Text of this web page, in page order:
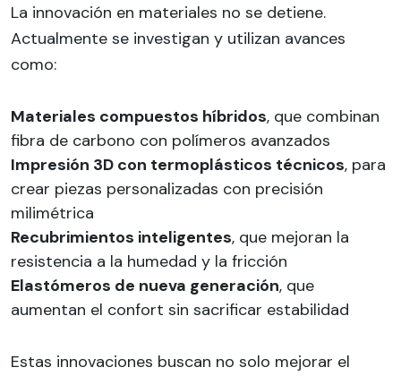
La innovación en materiales no se detiene.
Actualmente se investigan y utilizan avances
como:
Materiales compuestos híbridos, que combinan
fibra de carbono con polímeros avanzados
Impresión 3D con termoplásticos técnicos, para
crear piezas personalizadas con precisión
milimétrica
Recubrimientos inteligentes, que mejoran la
resistencia a la humedad y la fricción
Elastómeros de nueva generación, que
aumentan el confort sin sacrificar estabilidad
Estas innovaciones buscan no solo mejorar el